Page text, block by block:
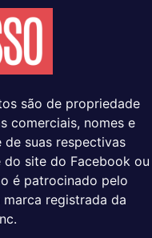
são de propriedade
comerciais, nomes e
suas respectivas
site do Facebook ou
é patrocinado pelo
registrada da